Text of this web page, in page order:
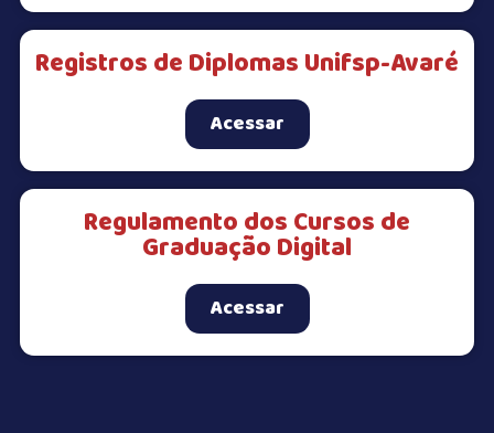
Registros de Diplomas Unifsp-Avaré
Acessar
Regulamento dos Cursos de
Graduação Digital
Acessar